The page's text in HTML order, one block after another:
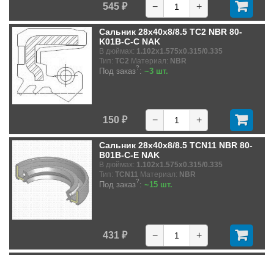
545 ₽ − +
Сальник 28x40x8/8.5 TC2 NBR 80-
K01B-C-C NAK
В дюймах: 1.102x1.575x0.315/0.335
Тип: TC2 Материал: NBR
Под заказ?: ~3 шт.
150 ₽ − +
Сальник 28x40x8/8.5 TCN11 NBR 80-
B01B-C-E NAK
В дюймах: 1.102x1.575x0.315/0.335
Тип: TCN11 Материал: NBR
Под заказ?: ~15 шт.
431 ₽ − +